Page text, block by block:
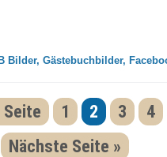
Bilder, Gästebuchbilder,
Seite 1 2 3 4
Nächste Seite »